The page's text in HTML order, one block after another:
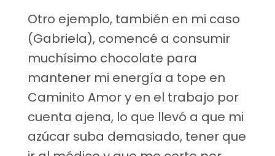
Otro ejemplo, también en mi caso
(Gabriela), comencé a consumir
muchísimo chocolate para
mantener mi energía a tope en
Caminito Amor y en el trabajo por
cuenta ajena, lo que llevó a que mi
azúcar suba demasiado, tener que